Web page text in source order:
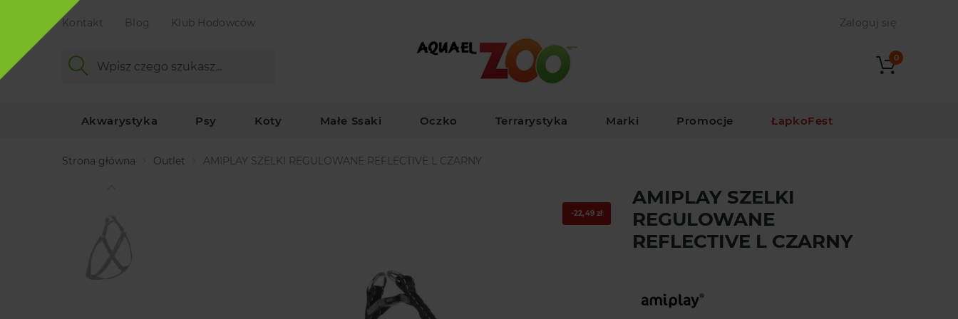
Kontakt Blog Klub Hodowców Zaloguj się
0
Akwarystyka Psy Koty Małe Ssaki Oczko Terrarystyka Marki Promocje ŁapkoFest
Strona główna Outlet AMIPLAY SZELKI REGULOWANE REFLECTIVE L CZARNY
-22,49 zł
AMIPLAY SZELKI
REGULOWANE
REFLECTIVE L CZARNY